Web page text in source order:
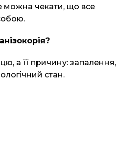
можна чекати, що все
а її причину: запалення,
стан.